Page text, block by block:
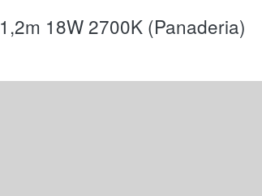
18W 2700K (Panaderia)